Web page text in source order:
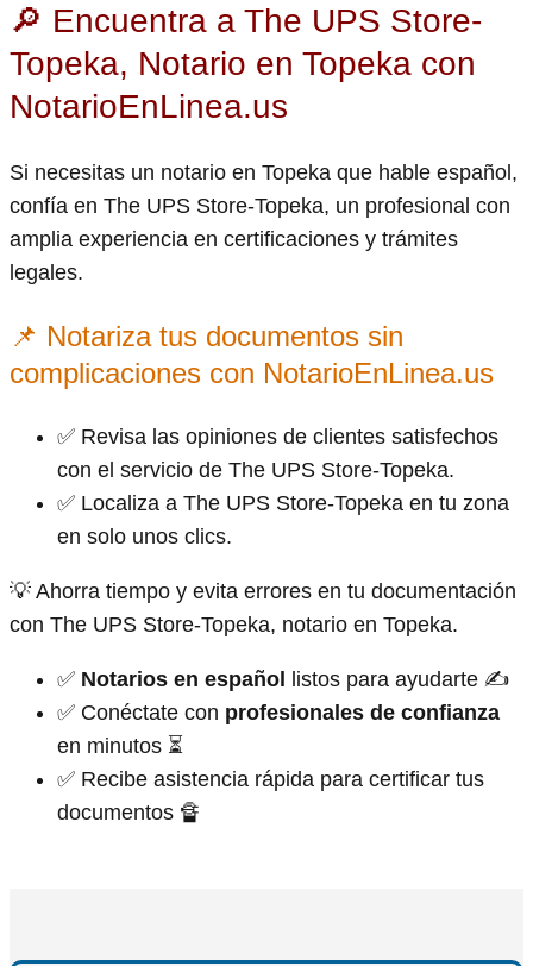
🔎 Encuentra a The UPS Store-
Topeka, Notario en Topeka con
NotarioEnLinea.us
Si necesitas un notario en Topeka que hable español,
confía en The UPS Store-Topeka, un profesional con
amplia experiencia en certificaciones y trámites
legales.
📌 Notariza tus documentos sin
complicaciones con NotarioEnLinea.us
✅ Revisa las opiniones de clientes satisfechos
con el servicio de The UPS Store-Topeka.
✅ Localiza a The UPS Store-Topeka en tu zona
en solo unos clics.
💡 Ahorra tiempo y evita errores en tu documentación
con The UPS Store-Topeka, notario en Topeka.
✅ Notarios en español listos para ayudarte ✍
✅ Conéctate con profesionales de confianza
en minutos ⏳
✅ Recibe asistencia rápida para certificar tus
documentos 🔏